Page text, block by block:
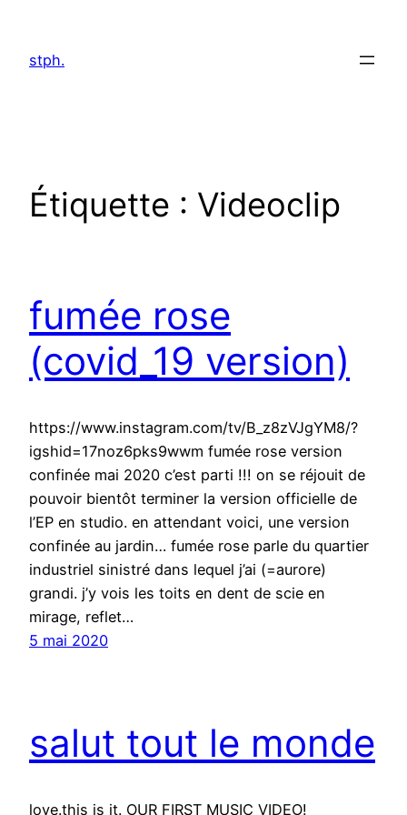
contenu
stph.
Étiquette : Videoclip
fumée rose
(covid_19 version)
https://www.instagram.com/tv/B_z8zVJgYM8/?
igshid=17noz6pks9wwm fumée rose version
confinée mai 2020 c’est parti !!! on se réjouit de
pouvoir bientôt terminer la version officielle de
l’EP en studio. en attendant voici, une version
confinée au jardin… fumée rose parle du quartier
industriel sinistré dans lequel j’ai (=aurore)
grandi. j’y vois les toits en dent de scie en
mirage, reflet…
5 mai 2020
salut tout le monde
love.this is it. OUR FIRST MUSIC VIDEO!